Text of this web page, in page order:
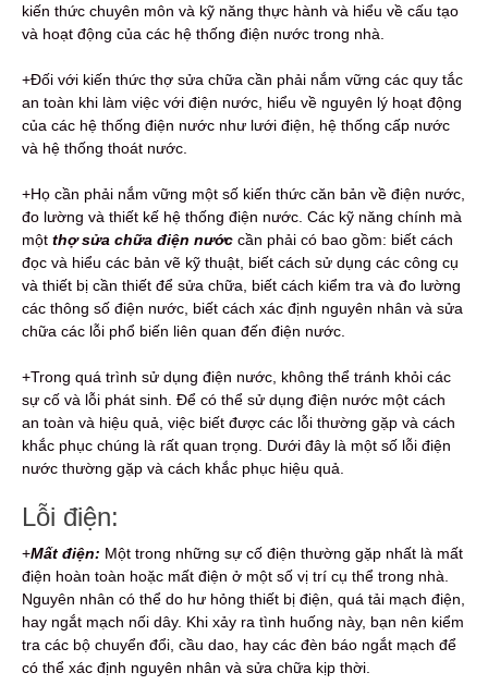
kiến thức chuyên môn và kỹ năng thực hành và hiểu về cấu tạo
và hoạt động của các hệ thống điện nước trong nhà.
+Đối với kiến thức thợ sửa chữa cần phải nắm vững các quy tắc
an toàn khi làm việc với điện nước, hiểu về nguyên lý hoạt động
của các hệ thống điện nước như lưới điện, hệ thống cấp nước
và hệ thống thoát nước.
+Họ cần phải nắm vững một số kiến thức căn bản về điện nước,
đo lường và thiết kế hệ thống điện nước. Các kỹ năng chính mà
một thợ sửa chữa điện nước cần phải có bao gồm: biết cách
đọc và hiểu các bản vẽ kỹ thuật, biết cách sử dụng các công cụ
và thiết bị cần thiết để sửa chữa, biết cách kiểm tra và đo lường
các thông số điện nước, biết cách xác định nguyên nhân và sửa
chữa các lỗi phổ biến liên quan đến điện nước.
+Trong quá trình sử dụng điện nước, không thể tránh khỏi các
sự cố và lỗi phát sinh. Để có thể sử dụng điện nước một cách
an toàn và hiệu quả, việc biết được các lỗi thường gặp và cách
khắc phục chúng là rất quan trọng. Dưới đây là một số lỗi điện
nước thường gặp và cách khắc phục hiệu quả.
Lỗi điện:
+Mất điện: Một trong những sự cố điện thường gặp nhất là mất
điện hoàn toàn hoặc mất điện ở một số vị trí cụ thể trong nhà.
Nguyên nhân có thể do hư hỏng thiết bị điện, quá tải mạch điện,
hay ngắt mạch nối dây. Khi xảy ra tình huống này, bạn nên kiểm
tra các bộ chuyển đổi, cầu dao, hay các đèn báo ngắt mạch để
có thể xác định nguyên nhân và sửa chữa kịp thời.